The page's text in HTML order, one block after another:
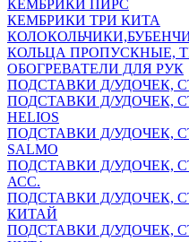
КЕМБРИКИ ПИРС
КЕМБРИКИ ТРИ КИТА
КОЛЬЦА ПРОПУСКНЫЕ,
ОБОГРЕВАТЕЛИ ДЛЯ РУК
ПОДСТАВКИ Д/УДОЧЕК,
ПОДСТАВКИ Д/УДОЧЕК,
HELIOS
ПОДСТАВКИ Д/УДОЧЕК,
SALMO
ПОДСТАВКИ Д/УДОЧЕК,
АСС.
ПОДСТАВКИ Д/УДОЧЕК,
КИТАЙ
ПОДСТАВКИ Д/УДОЧЕК,